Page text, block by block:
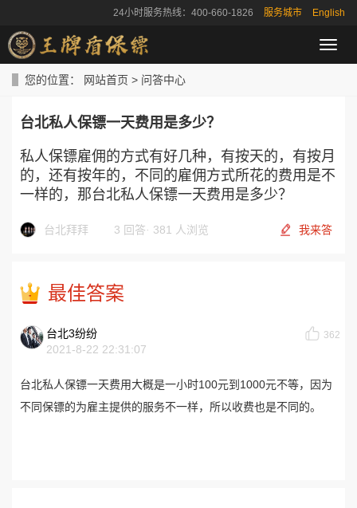
24小时服务热线：400-660-1826 服务城市 English
导
航
您的位置： 网站首页 > 问答中心
台北私人保镖一天费用是多少？
私人保镖雇佣的方式有好几种，有按天的，有按月
的，还有按年的，不同的雇佣方式所花的费用是不
一样的，那台北私人保镖一天费用是多少？
台北拜拜 3 回答· 381 人浏览 我来答
最佳答案
台北3纷纷
2021-8-22 22:31:07
362
台北私人保镖一天费用大概是一小时100元到1000元不等，因为
不同保镖的为雇主提供的服务不一样，所以收费也是不同的。